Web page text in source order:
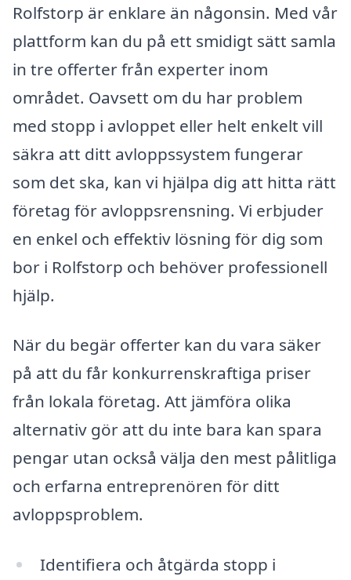
Rolfstorp är enklare än någonsin. Med vår
plattform kan du på ett smidigt sätt samla
in tre offerter från experter inom
området. Oavsett om du har problem
med stopp i avloppet eller helt enkelt vill
säkra att ditt avloppssystem fungerar
som det ska, kan vi hjälpa dig att hitta rätt
företag för avloppsrensning. Vi erbjuder
en enkel och effektiv lösning för dig som
bor i Rolfstorp och behöver professionell
hjälp.
När du begär offerter kan du vara säker
på att du får konkurrenskraftiga priser
från lokala företag. Att jämföra olika
alternativ gör att du inte bara kan spara
pengar utan också välja den mest pålitliga
och erfarna entreprenören för ditt
avloppsproblem.
Identifiera och åtgärda stopp i